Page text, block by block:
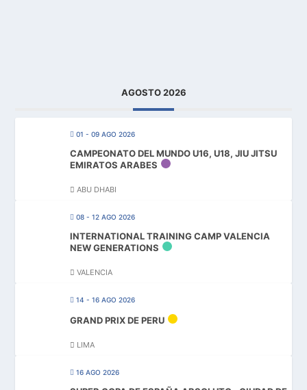
AGOSTO 2026
01 - 09 AGO 2026
CAMPEONATO DEL MUNDO U16, U18, JIU JITSU
EMIRATOS ARABES
ABU DHABI
08 - 12 AGO 2026
INTERNATIONAL TRAINING CAMP VALENCIA
NEW GENERATIONS
VALENCIA
14 - 16 AGO 2026
GRAND PRIX DE PERU
LIMA
16 AGO 2026